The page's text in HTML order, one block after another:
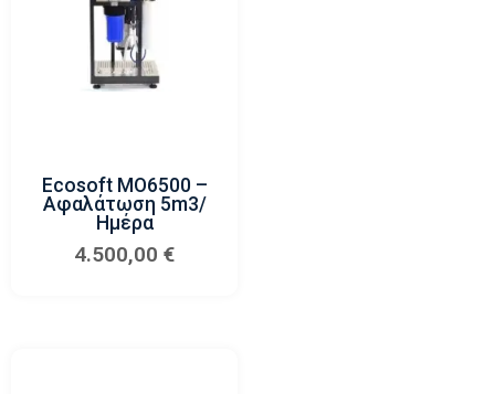
Ecosoft MO6500 –
Αφαλάτωση 5m3/
Ημέρα
4.500,00€